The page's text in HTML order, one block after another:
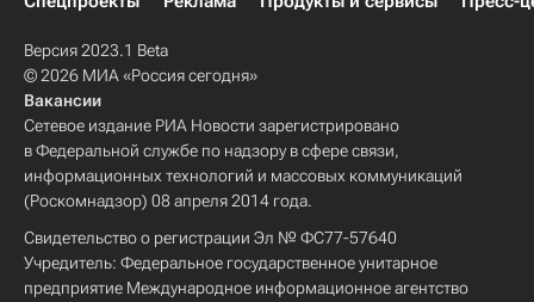
Версия 2023.1 Beta
© 2026 МИА «Россия сегодня»
Вакансии
Сетевое издание РИА Новости зарегистрировано
в Федеральной службе по надзору в сфере связи,
информационных технологий и массовых коммуникаций
(Роскомнадзор) 08 апреля 2014 года.
Свидетельство о регистрации Эл № ФС77-57640
Учредитель: Федеральное государственное унитарное
предприятие Международное информационное агентство